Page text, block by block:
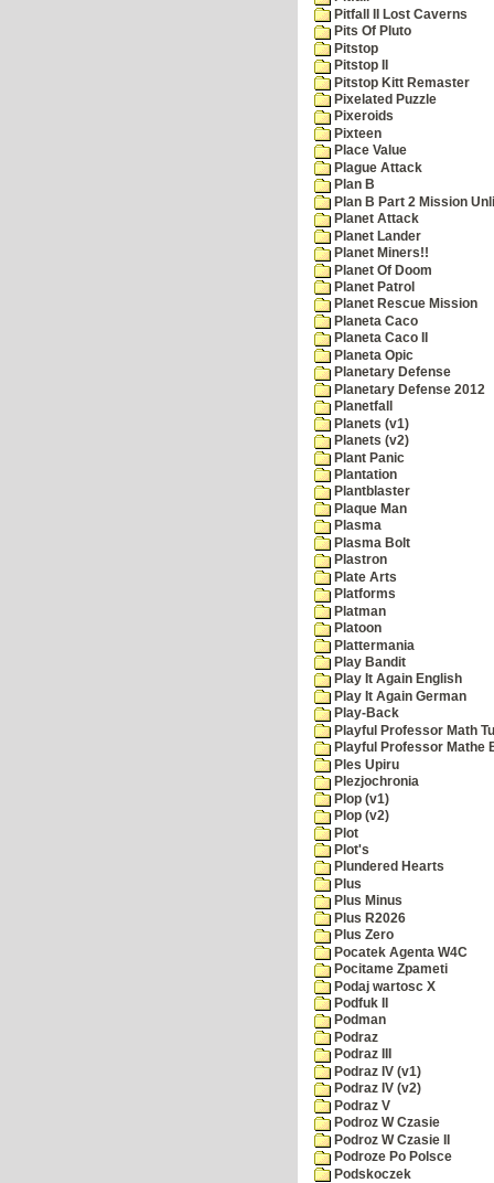
Pitfall II Lost Caverns
Pits Of Pluto
Pitstop
Pitstop II
Pitstop Kitt Remaster
Pixelated Puzzle
Pixeroids
Pixteen
Place Value
Plague Attack
Plan B
Plan B Part 2 Mission
Planet Attack
Planet Lander
Planet Miners!!
Planet Of Doom
Planet Patrol
Planet Rescue Mission
Planeta Caco
Planeta Caco II
Planeta Opic
Planetary Defense
Planetary Defense 2012
Planetfall
Planets (v1)
Planets (v2)
Plant Panic
Plantation
Plantblaster
Plaque Man
Plasma
Plasma Bolt
Plastron
Plate Arts
Platforms
Platman
Platoon
Plattermania
Play Bandit
Play It Again English
Play It Again German
Play-Back
Playful Professor Math
Playful Professor Mathe
Ples Upiru
Plezjochronia
Plop (v1)
Plop (v2)
Plot
Plot's
Plundered Hearts
Plus
Plus Minus
Plus R2026
Plus Zero
Pocatek Agenta W4C
Pocitame Zpameti
Podaj wartosc X
Podfuk II
Podman
Podraz
Podraz III
Podraz IV (v1)
Podraz IV (v2)
Podraz V
Podroz W Czasie
Podroz W Czasie II
Podroze Po Polsce
Podskoczek